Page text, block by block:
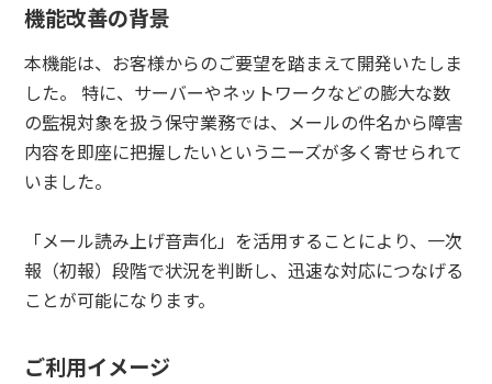
機能改善の背景
本機能は、お客様からのご要望を踏まえて開発いたしま
した。 特に、サーバーやネットワークなどの膨大な数
の監視対象を扱う保守業務では、メールの件名から障害
内容を即座に把握したいというニーズが多く寄せられて
いました。
「メール読み上げ音声化」を活用することにより、一次
報（初報）段階で状況を判断し、迅速な対応につなげる
ことが可能になります。
ご利用イメージ